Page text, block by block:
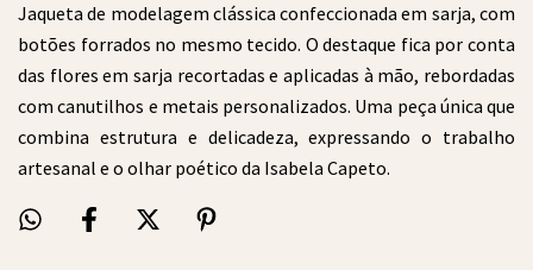
Jaqueta de modelagem clássica confeccionada em sarja, com
botões forrados no mesmo tecido. O destaque fica por conta
das flores em sarja recortadas e aplicadas à mão, rebordadas
com canutilhos e metais personalizados. Uma peça única que
combina estrutura e delicadeza, expressando o trabalho
artesanal e o olhar poético da Isabela Capeto.